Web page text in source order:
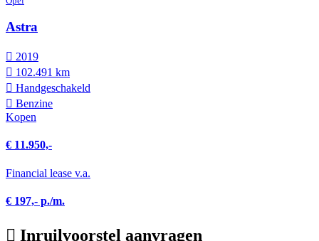
Astra
2019
102.491 km
Hand­geschakeld
Benzine
Kopen
€ 11.950,-
Financial lease v.a.
€ 197,- p./m.
Inruilvoorstel aanvragen